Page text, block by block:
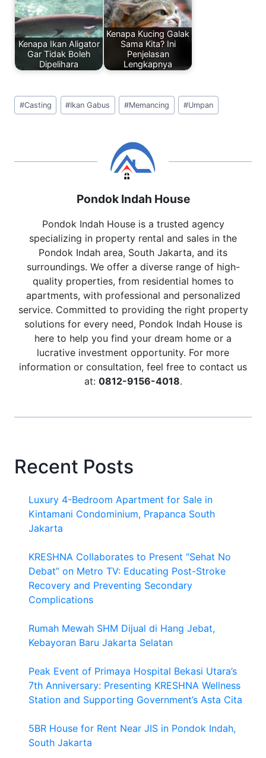
Kenapa Ikan Aligator
Gar Tidak Boleh
Dipelihara
Kenapa Kucing Galak
Sama Kita? Ini
Penjelasan
Lengkapnya
Post
Tags:
#Casting #Ikan Gabus #Memancing #Umpan
Pondok Indah House
Pondok Indah House is a trusted agency
specializing in property rental and sales in the
Pondok Indah area, South Jakarta, and its
surroundings. We offer a diverse range of high-
quality properties, from residential homes to
apartments, with professional and personalized
service. Committed to providing the right property
solutions for every need, Pondok Indah House is
here to help you find your dream home or a
lucrative investment opportunity. For more
information or consultation, feel free to contact us
at: 0812-9156-4018.
Recent Posts
Luxury 4-Bedroom Apartment for Sale in
Kintamani Condominium, Prapanca South
Jakarta
KRESHNA Collaborates to Present “Sehat No
Debat” on Metro TV: Educating Post-Stroke
Recovery and Preventing Secondary
Complications
Rumah Mewah SHM Dijual di Hang Jebat,
Kebayoran Baru Jakarta Selatan
Peak Event of Primaya Hospital Bekasi Utara’s
7th Anniversary: Presenting KRESHNA Wellness
Station and Supporting Government’s Asta Cita
5BR House for Rent Near JIS in Pondok Indah,
South Jakarta